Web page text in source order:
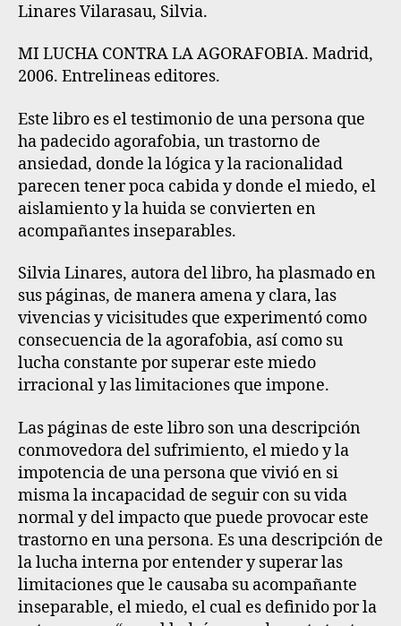
Linares Vilarasau, Silvia.
MI LUCHA CONTRA LA AGORAFOBIA. Madrid,
2006. Entrelineas editores.
Este libro es el testimonio de una persona que
ha padecido agorafobia, un trastorno de
ansiedad, donde la lógica y la racionalidad
parecen tener poca cabida y donde el miedo, el
aislamiento y la huida se convierten en
acompañantes inseparables.
Silvia Linares, autora del libro, ha plasmado en
sus páginas, de manera amena y clara, las
vivencias y vicisitudes que experimentó como
consecuencia de la agorafobia, así como su
lucha constante por superar este miedo
irracional y las limitaciones que impone.
Las páginas de este libro son una descripción
conmovedora del sufrimiento, el miedo y la
impotencia de una persona que vivió en si
misma la incapacidad de seguir con su vida
normal y del impacto que puede provocar este
trastorno en una persona. Es una descripción de
la lucha interna por entender y superar las
limitaciones que le causaba su acompañante
inseparable, el miedo, el cual es definido por la